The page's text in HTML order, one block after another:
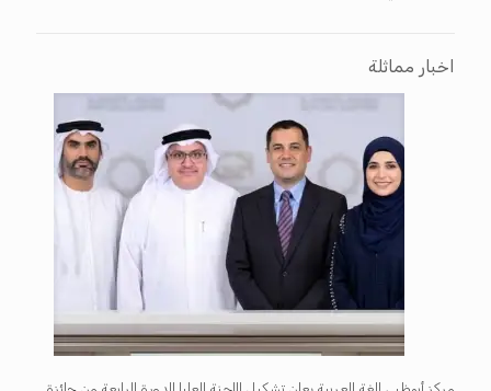
اخبار مماثلة